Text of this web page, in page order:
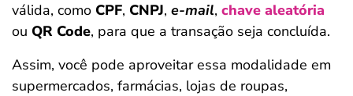
válida, como CPF, CNPJ, e-mail, chave aleatória
ou QR Code, para que a transação seja concluída.
Assim, você pode aproveitar essa modalidade em
supermercados, farmácias, lojas de roupas,